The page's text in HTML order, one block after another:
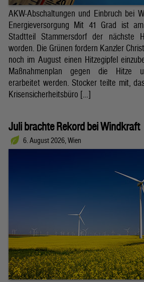
AKW-Abschaltungen und Einbruch bei
Energieversorgung Mit 41 Grad ist
Stadtteil Stammersdorf der nächste
worden. Die Grünen fordern Kanzler
noch im August einen Hitzegipfel
Maßnahmenplan gegen die Hitze
erarbeitet werden. Stocker teilte mit,
Krisensicherheitsbüro […]
Juli brachte Rekord bei Windkraft
6. August 2026, Wien